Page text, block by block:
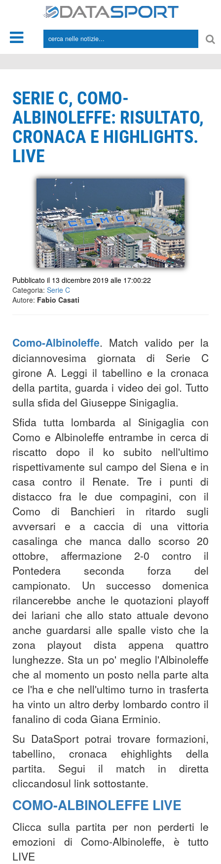
SERIE C, COMO-
ALBINOLEFFE: RISULTATO,
CRONACA E HIGHLIGHTS.
LIVE
Pubblicato il 13 dicembre 2019 alle 17:00:22
Categoria: Serie C
Autore: Fabio Casati
Como-Albinoleffe. Match valido per la
diciannovesima giornata di Serie C
girone A. Leggi il tabellino e la cronaca
della partita, guarda i video dei gol. Tutto
sulla sfida del Giuseppe Sinigaglia.
Sfida tutta lombarda al Sinigaglia con
Como e Albinoleffe entrambe in cerca di
riscatto dopo il ko subito nell'ultimo
rispettivamente sul campo del Siena e in
casa contro il Renate. Tre i punti di
distacco fra le due compagini, con il
Como di Banchieri in ritardo sugli
avversari e a caccia di una vittoria
casalinga che manca dallo scorso 20
ottobre, affermazione 2-0 contro il
Pontedera seconda forza del
campionato. Un successo domenica
rilancerebbe anche le quotazioni playoff
dei lariani che allo stato attuale devono
anche guardarsi alle spalle visto che la
zona playout dista appena quattro
lunghezze. Sta un po' meglio l'Albinoleffe
che al momento un posto nella parte alta
ce l'ha e che nell'ultimo turno in trasferta
ha vinto un altro derby lombardo contro il
fanalino di coda Giana Erminio.
Su DataSport potrai trovare formazioni,
tabellino, cronaca ehighlights della
partita. Segui il match in diretta
cliccandosul link sottostante.
COMO-ALBINOLEFFE LIVE
Clicca sulla partita per non perderti le
emozioni di Como-Albinoleffe, è tutto
LIVE